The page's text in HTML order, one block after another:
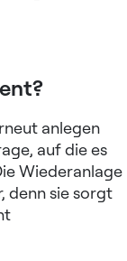
anlegen
auf die es
Wiederanlage
denn sie sorgt